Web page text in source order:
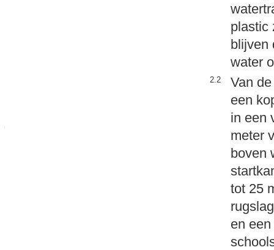
plastic
blijven
water
2.2
Van
een
in een
meter
boven
tot 25
en